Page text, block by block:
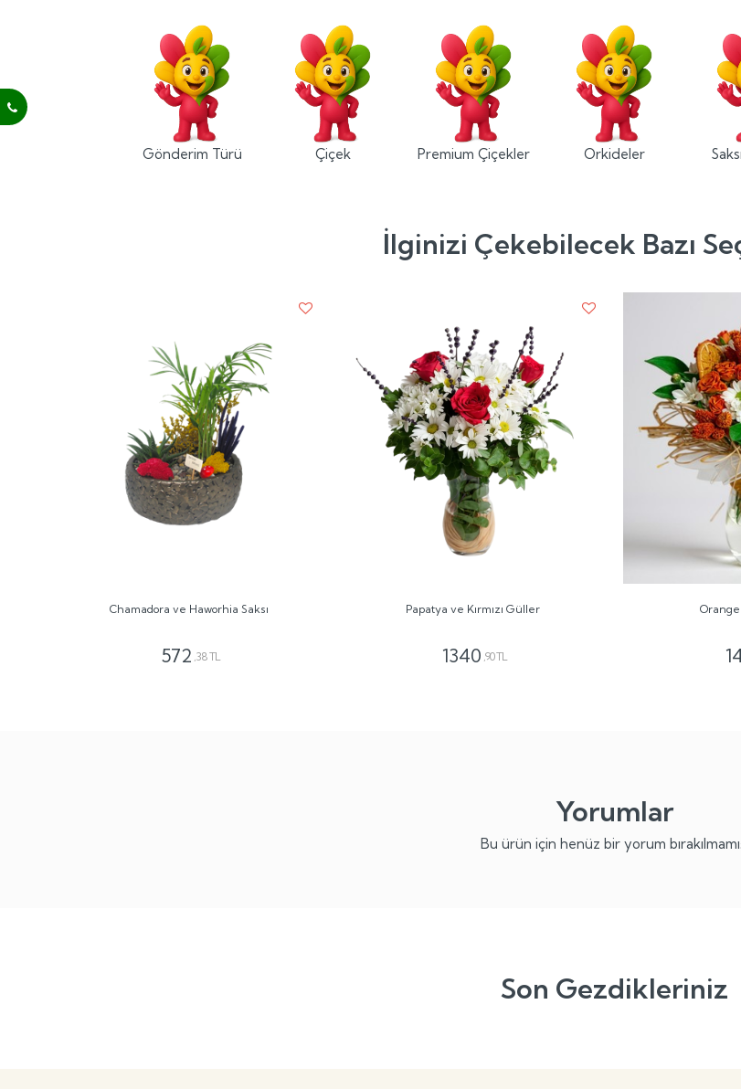
Gönderim Türü Çiçek Premium Çiçekler Orkideler
İlginizi Çekebilecek Bazı
Chamadora ve Haworhia Saksı
572 ,38 TL
Papatya ve Kırmızı Güller
1340 ,90 TL
Yorumlar
Bu ürün için henüz bir yorum
Son Gezdikleriniz